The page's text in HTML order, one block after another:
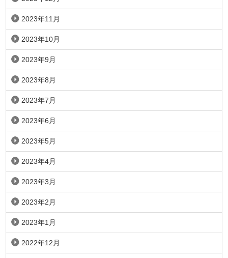
2023年11月
2023年10月
2023年9月
2023年8月
2023年7月
2023年6月
2023年5月
2023年4月
2023年3月
2023年2月
2023年1月
2022年12月